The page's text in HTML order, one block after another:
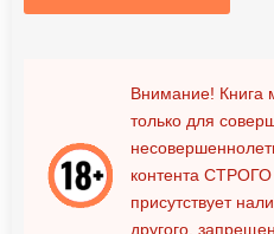
Внимание! Книга
только для
контента
присутствует
другого,